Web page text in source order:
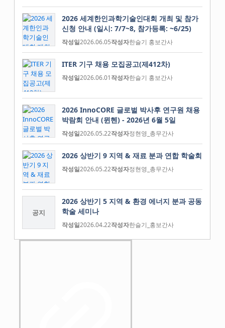
2026 세계한인과학기술인대회 개최 및 참가
신청 안내 (일시: 7/7~8, 참가등록: ~6/25)
작성일2026.06.05작성자한슬기 홍보간사
ITER 기구 채용 모집공고(제412차)
작성일2026.06.01작성자한슬기 홍보간사
2026 InnoCORE 글로벌 박사후 연구원 채용
박람회 안내 (뮌헨) - 2026년 6월 5일
작성일2026.05.22작성자정현영_총무간사
2026 상반기 9 지역 & 재료 분과 연합 학술회
작성일2026.05.22작성자정현영_총무간사
공지
2026 상반기 5 지역 & 환경 에너지 분과 공동
학술 세미나
작성일2026.04.22작성자한슬기_홍보간사